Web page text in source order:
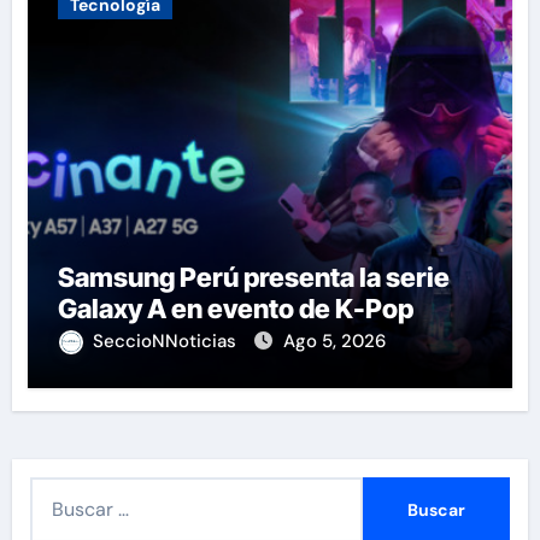
Tecnología
Samsung Perú presenta la serie
Galaxy A en evento de K-Pop
SeccioNNoticias Ago 5, 2026